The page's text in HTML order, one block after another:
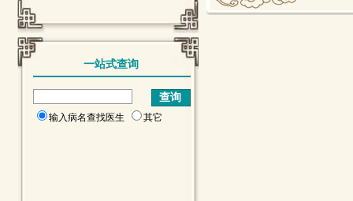
一站式查询
输入病名查找医生 其它